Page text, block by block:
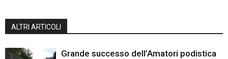
ALTRI ARTICOLI
Grande successo dell’Amatori podistica